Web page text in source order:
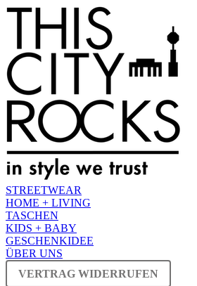
STREETWEAR
HOME + LIVING
TASCHEN
KIDS + BABY
GESCHENKIDEE
ÜBER UNS
VERTRAG WIDERRUFEN